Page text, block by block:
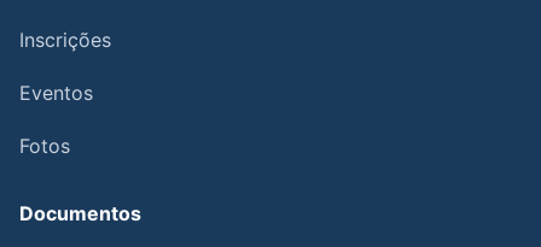
Inscrições
Eventos
Fotos
Documentos